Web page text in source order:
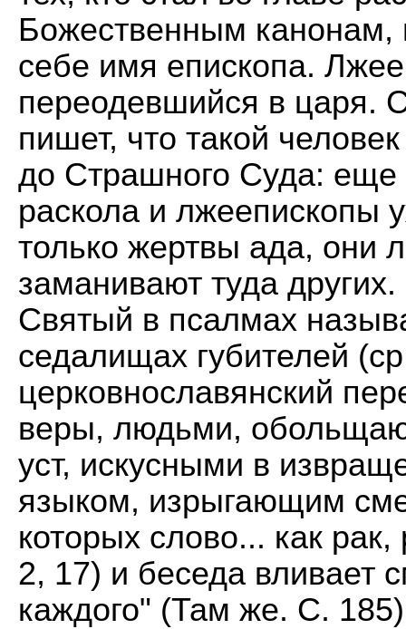
Божественным канонам,
себе имя епископа.
переодевшийся в царя.
пишет, что такой
до Страшного Суда:
раскола и лжеепископы
только жертвы ада, они
заманивают туда
Святый в псалмах
седалищах губителей
церковнославянский
веры, людьми,
уст, искусными в
языком, изрыгающим
которых слово... как
2, 17) и беседа вливает
каждого" (Там же. С.